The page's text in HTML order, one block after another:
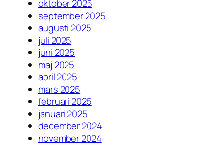
oktober 2025
september 2025
augusti 2025
juli 2025
juni 2025
maj 2025
april 2025
mars 2025
februari 2025
januari 2025
december 2024
november 2024